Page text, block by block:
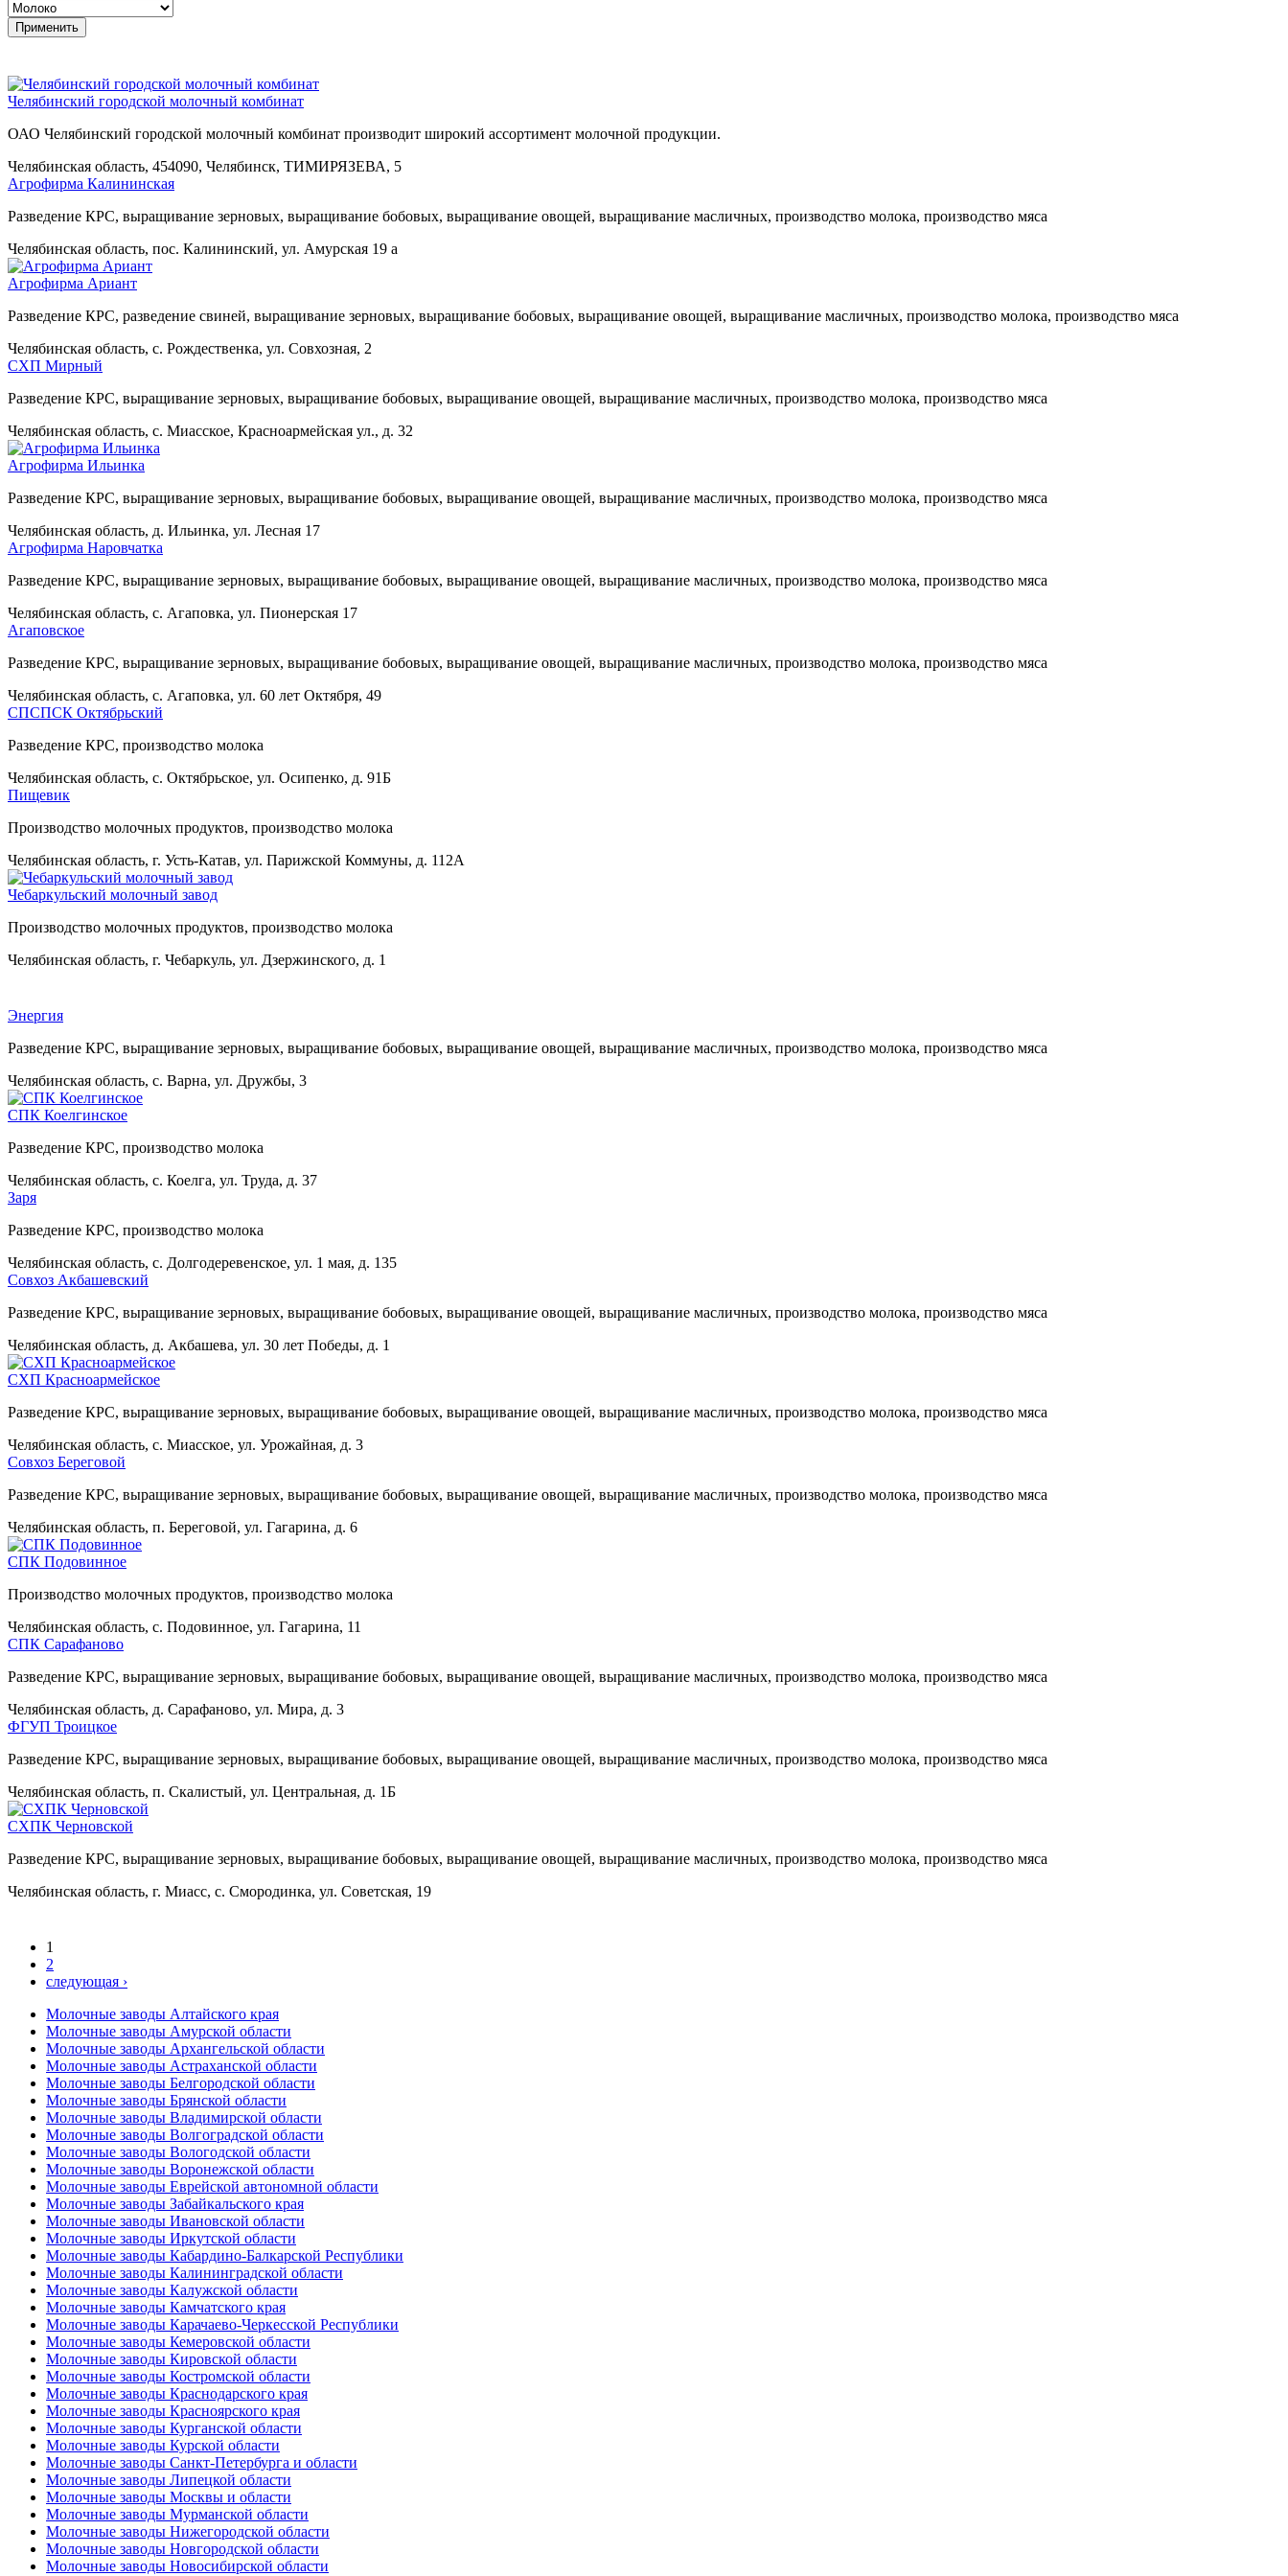
Челябинский городской молочный комбинат
ОАО Челябинский городской молочный комбинат производит широкий ассортимент молочной продукции.
Челябинская область, 454090, Челябинск, ТИМИРЯЗЕВА, 5
Агрофирма Калининская
Разведение КРС, выращивание зерновых, выращивание бобовых, выращивание овощей, выращивание масличных, производство молока, производство мяса
Челябинская область, пос. Калининский, ул. Амурская 19 а
Агрофирма Ариант
Разведение КРС, разведение свиней, выращивание зерновых, выращивание бобовых, выращивание овощей, выращивание масличных, производство молока, производство мяса
Челябинская область, с. Рождественка, ул. Совхозная, 2
СХП Мирный
Разведение КРС, выращивание зерновых, выращивание бобовых, выращивание овощей, выращивание масличных, производство молока, производство мяса
Челябинская область, с. Миасское, Красноармейская ул., д. 32
Агрофирма Ильинка
Разведение КРС, выращивание зерновых, выращивание бобовых, выращивание овощей, выращивание масличных, производство молока, производство мяса
Челябинская область, д. Ильинка, ул. Лесная 17
Агрофирма Наровчатка
Разведение КРС, выращивание зерновых, выращивание бобовых, выращивание овощей, выращивание масличных, производство молока, производство мяса
Челябинская область, с. Агаповка, ул. Пионерская 17
Агаповское
Разведение КРС, выращивание зерновых, выращивание бобовых, выращивание овощей, выращивание масличных, производство молока, производство мяса
Челябинская область, с. Агаповка, ул. 60 лет Октября, 49
СПСПСК Октябрьский
Разведение КРС, производство молока
Челябинская область, с. Октябрьское, ул. Осипенко, д. 91Б
Пищевик
Производство молочных продуктов, производство молока
Челябинская область, г. Усть-Катав, ул. Парижской Коммуны, д. 112А
Чебаркульский молочный завод
Производство молочных продуктов, производство молока
Челябинская область, г. Чебаркуль, ул. Дзержинского, д. 1
Энергия
Разведение КРС, выращивание зерновых, выращивание бобовых, выращивание овощей, выращивание масличных, производство молока, производство мяса
Челябинская область, с. Варна, ул. Дружбы, 3
СПК Коелгинское
Разведение КРС, производство молока
Челябинская область, с. Коелга, ул. Труда, д. 37
Заря
Разведение КРС, производство молока
Челябинская область, с. Долгодеревенское, ул. 1 мая, д. 135
Совхоз Акбашевский
Разведение КРС, выращивание зерновых, выращивание бобовых, выращивание овощей, выращивание масличных, производство молока, производство мяса
Челябинская область, д. Акбашева, ул. 30 лет Победы, д. 1
СХП Красноармейское
Разведение КРС, выращивание зерновых, выращивание бобовых, выращивание овощей, выращивание масличных, производство молока, производство мяса
Челябинская область, с. Миасское, ул. Урожайная, д. 3
Совхоз Береговой
Разведение КРС, выращивание зерновых, выращивание бобовых, выращивание овощей, выращивание масличных, производство молока, производство мяса
Челябинская область, п. Береговой, ул. Гагарина, д. 6
СПК Подовинное
Производство молочных продуктов, производство молока
Челябинская область, с. Подовинное, ул. Гагарина, 11
СПК Сарафаново
Разведение КРС, выращивание зерновых, выращивание бобовых, выращивание овощей, выращивание масличных, производство молока, производство мяса
Челябинская область, д. Сарафаново, ул. Мира, д. 3
ФГУП Троицкое
Разведение КРС, выращивание зерновых, выращивание бобовых, выращивание овощей, выращивание масличных, производство молока, производство мяса
Челябинская область, п. Скалистый, ул. Центральная, д. 1Б
СХПК Черновской
Разведение КРС, выращивание зерновых, выращивание бобовых, выращивание овощей, выращивание масличных, производство молока, производство мяса
Челябинская область, г. Миасс, с. Смородинка, ул. Советская, 19
1
2
следующая ›
Молочные заводы Алтайского края
Молочные заводы Амурской области
Молочные заводы Архангельской области
Молочные заводы Астраханской области
Молочные заводы Белгородской области
Молочные заводы Брянской области
Молочные заводы Владимирской области
Молочные заводы Волгоградской области
Молочные заводы Вологодской области
Молочные заводы Воронежской области
Молочные заводы Еврейской автономной области
Молочные заводы Забайкальского края
Молочные заводы Ивановской области
Молочные заводы Иркутской области
Молочные заводы Кабардино-Балкарской Республики
Молочные заводы Калининградской области
Молочные заводы Калужской области
Молочные заводы Камчатского края
Молочные заводы Карачаево-Черкесской Республики
Молочные заводы Кемеровской области
Молочные заводы Кировской области
Молочные заводы Костромской области
Молочные заводы Краснодарского края
Молочные заводы Красноярского края
Молочные заводы Курганской области
Молочные заводы Курской области
Молочные заводы Санкт-Петербурга и области
Молочные заводы Липецкой области
Молочные заводы Москвы и области
Молочные заводы Мурманской области
Молочные заводы Нижегородской области
Молочные заводы Новгородской области
Молочные заводы Новосибирской области